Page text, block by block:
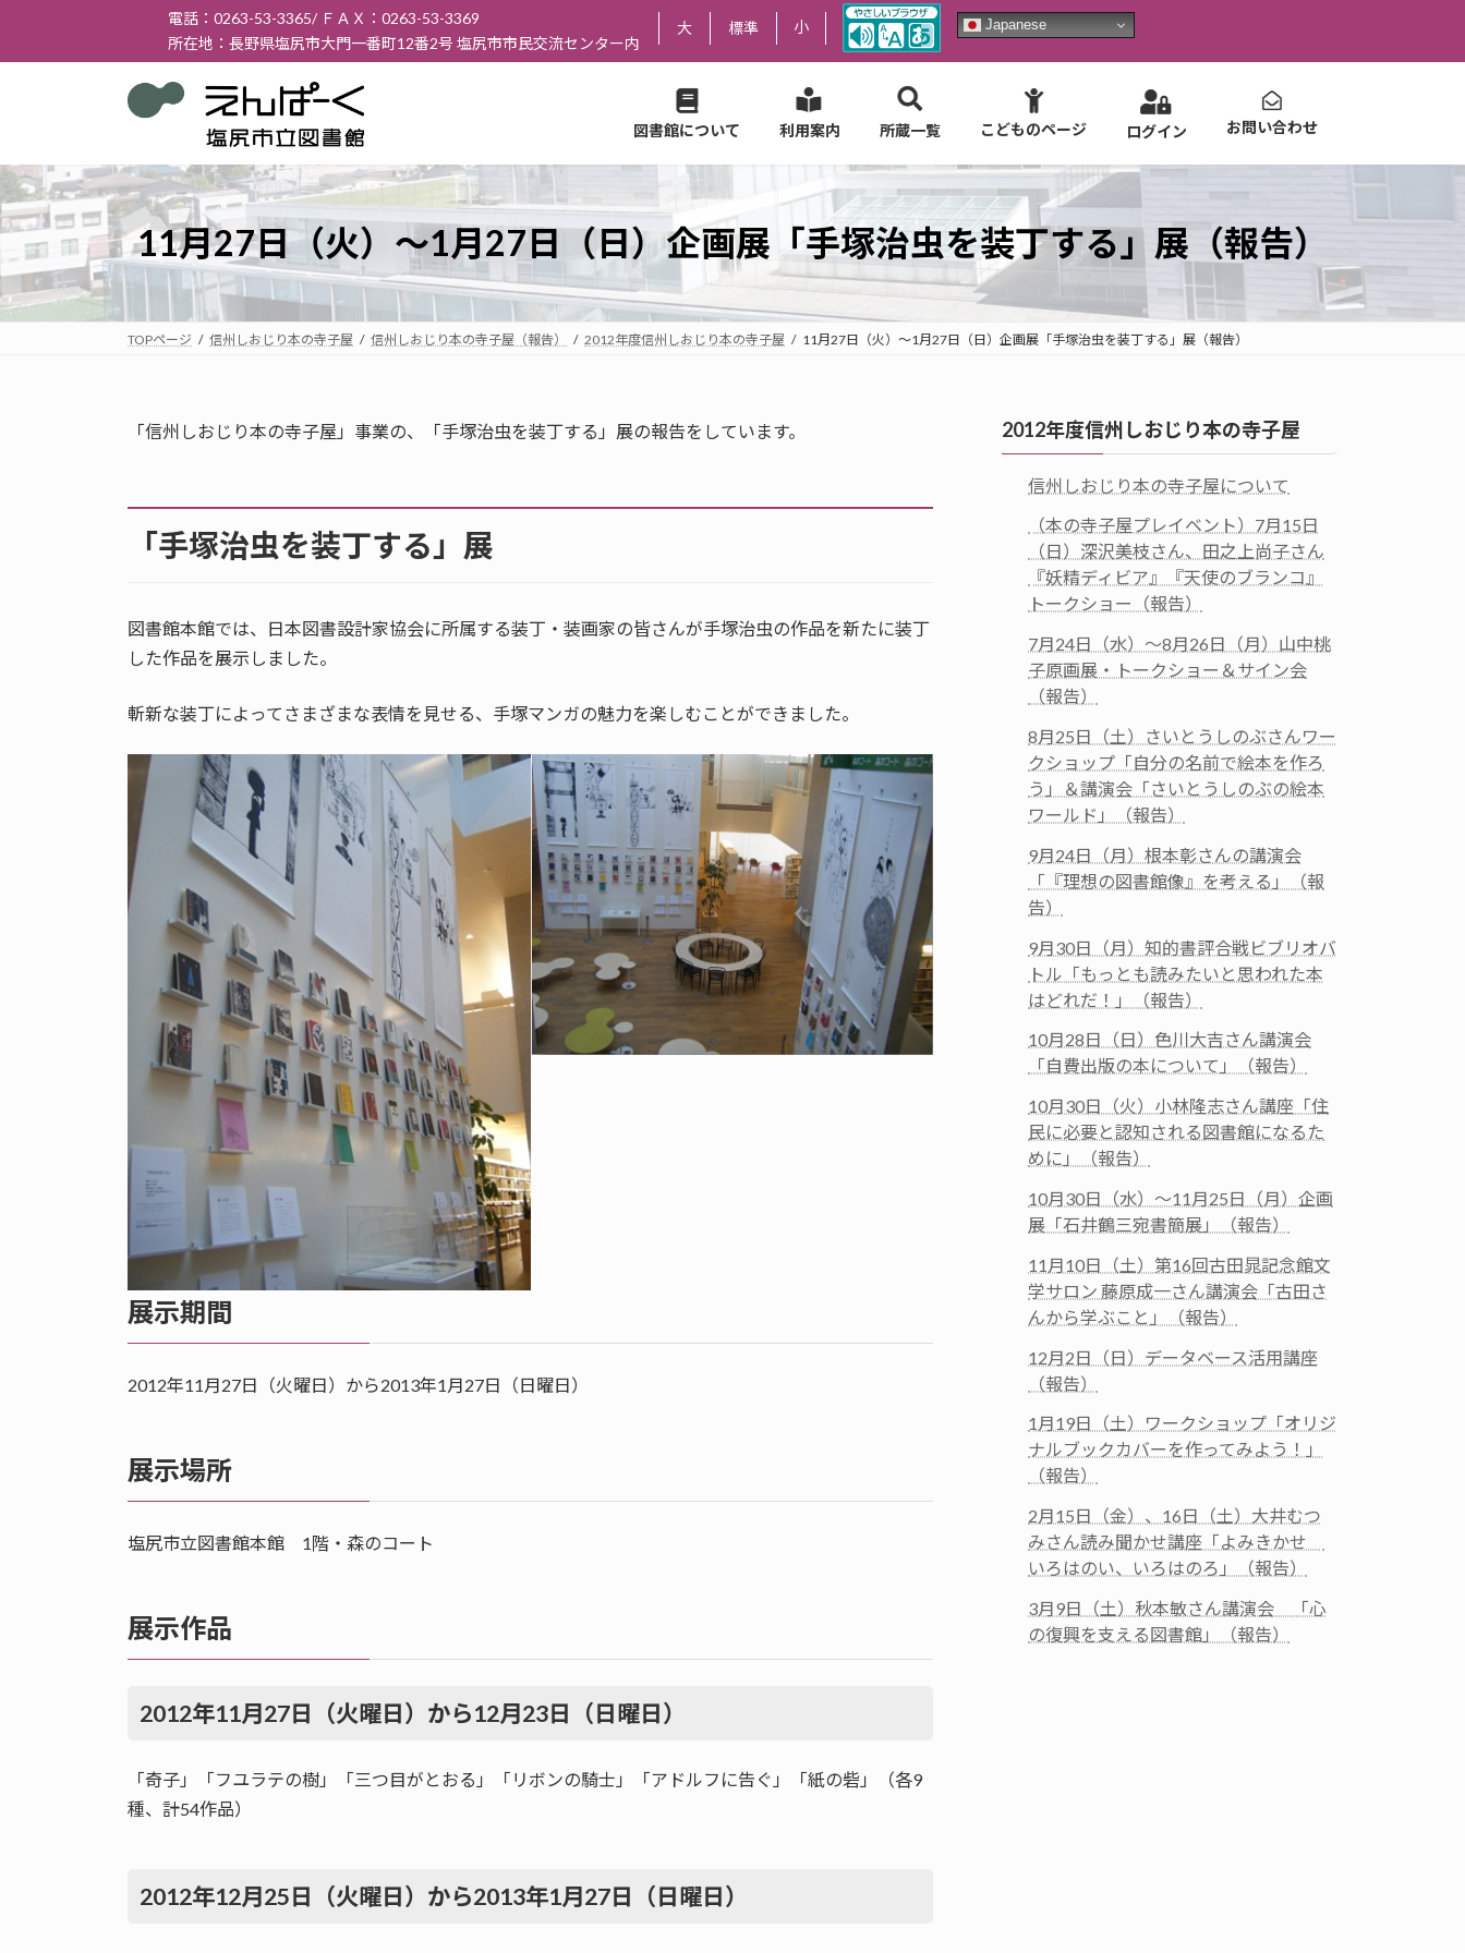
テ
ス
キ
ッ
ゲ
ン
に
移
電話：0263-53-3365/ ＦＡＸ：0263-53-3369
所在地：長野県塩尻市大門一番町12番2号 塩尻市市民交流センター内
大 標準 小 Japanese
図書館について 利用案内 所蔵一覧 こどものページ ログイン お問い合わせ
11月27日（火）～1月27日（日）企画展「手塚治虫を装丁する」展（報告）
TOPページ 信州しおじり本の寺子屋 信州しおじり本の寺子屋（報告） 2012年度信州しおじり本の寺子屋 11月27日（火）～1月27日（日）企画展「手塚治虫を装丁する」展（報告）
「信州しおじり本の寺子屋」事業の、「手塚治虫を装丁する」展の報告をしています。
「手塚治虫を装丁する」展
図書館本館では、日本図書設計家協会に所属する装丁・装画家の皆さんが手塚治虫の作品を新たに装丁
した作品を展示しました。
斬新な装丁によってさまざまな表情を見せる、手塚マンガの魅力を楽しむことができました。
展示期間
2012年11月27日（火曜日）から2013年1月27日（日曜日）
展示場所
塩尻市立図書館本館 1階・森のコート
展示作品
2012年11月27日（火曜日）から12月23日（日曜日）
「奇子」「フユラテの樹」「三つ目がとおる」「リボンの騎士」「アドルフに告ぐ」「紙の砦」（各9
種、計54作品）
2012年12月25日（火曜日）から2013年1月27日（日曜日）
2012年度信州しおじり本の寺子屋
信州しおじり本の寺子屋について
（本の寺子屋プレイベント）7月15日
（日）深沢美枝さん、田之上尚子さん
『妖精ディビア』『天使のブランコ』
トークショー（報告）
7月24日（水）～8月26日（月）山中桃
子原画展・トークショー＆サイン会
（報告）
8月25日（土）さいとうしのぶさんワー
クショップ「自分の名前で絵本を作ろ
う」＆講演会「さいとうしのぶの絵本
ワールド」（報告）
9月24日（月）根本彰さんの講演会
「『理想の図書館像』を考える」（報
告）
9月30日（月）知的書評合戦ビブリオバ
トル「もっとも読みたいと思われた本
はどれだ！」（報告）
10月28日（日）色川大吉さん講演会
「自費出版の本について」（報告）
10月30日（火）小林隆志さん講座「住
民に必要と認知される図書館になるた
めに」（報告）
10月30日（水）～11月25日（月）企画
展「石井鶴三宛書簡展」（報告）
11月10日（土）第16回古田晁記念館文
学サロン 藤原成一さん講演会「古田さ
んから学ぶこと」（報告）
12月2日（日）データベース活用講座
（報告）
1月19日（土）ワークショップ「オリジ
ナルブックカバーを作ってみよう！」
（報告）
2月15日（金）、16日（土）大井むつ
みさん読み聞かせ講座「よみきかせ
いろはのい、いろはのろ」（報告）
3月9日（土）秋本敏さん講演会 「心
の復興を支える図書館」（報告）